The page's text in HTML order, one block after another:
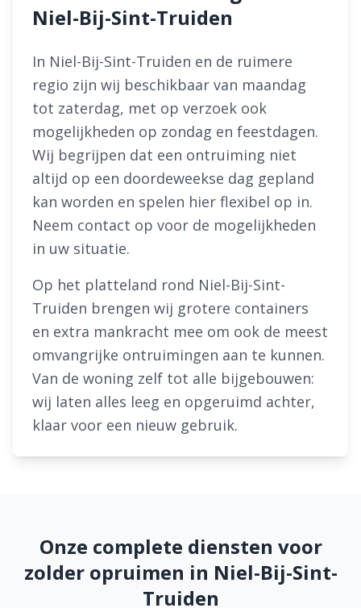
Niel-Bij-Sint-Truiden
In Niel-Bij-Sint-Truiden en de ruimere
regio zijn wij beschikbaar van maandag
tot zaterdag, met op verzoek ook
mogelijkheden op zondag en feestdagen.
Wij begrijpen dat een ontruiming niet
altijd op een doordeweekse dag gepland
kan worden en spelen hier flexibel op in.
Neem contact op voor de mogelijkheden
in uw situatie.
Op het platteland rond Niel-Bij-Sint-
Truiden brengen wij grotere containers
en extra mankracht mee om ook de meest
omvangrijke ontruimingen aan te kunnen.
Van de woning zelf tot alle bijgebouwen:
wij laten alles leeg en opgeruimd achter,
klaar voor een nieuw gebruik.
Onze complete diensten voor
zolder opruimen in Niel-Bij-Sint-
Truiden